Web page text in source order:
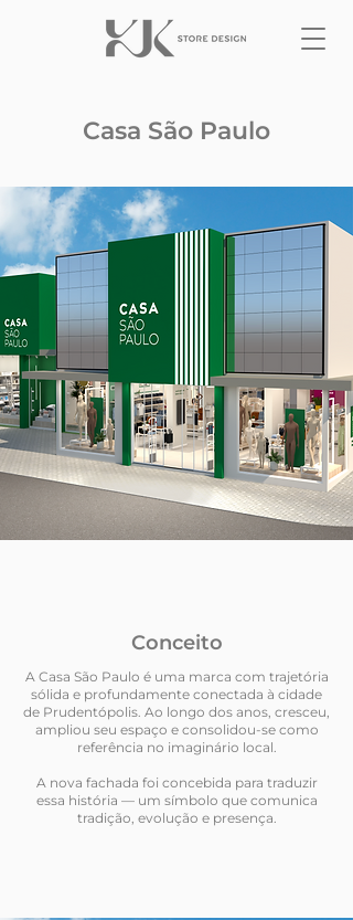
Casa São Paulo
Conceito
A Casa São Paulo é uma marca com trajetória
sólida e profundamente conectada à cidade
de Prudentópolis. Ao longo dos anos, cresceu,
ampliou seu espaço e consolidou-se como
referência no imaginário local.
A nova fachada foi concebida para traduzir
essa história — um símbolo que comunica
tradição, evolução e presença.